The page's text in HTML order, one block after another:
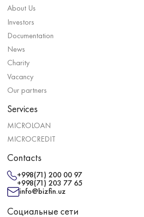
About Us
Investors
Documentation
News
Charity
Vacancy
Our partners
Services
MICROLOAN
MICROCREDIT
Contacts
+998(71) 200 00 97
+998(71) 203 77 65
info@bizfin.uz
Социальные сети